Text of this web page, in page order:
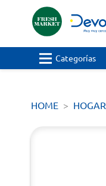
Categorías
HOME HOGAR